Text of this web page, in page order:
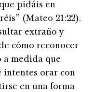
pidáis en
(Mateo 21:22).
extraño y
cómo reconocer
a medida que
intentes orar con
en una forma